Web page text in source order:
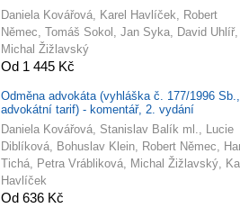
Daniela Kovářová, Karel Havlíček, Robert
Němec, Tomáš Sokol, Jan Syka, David Uhlíř,
Michal Žižlavský
Od 1 445 Kč
Odměna advokáta (vyhláška č. 177/1996 Sb.,
advokátní tarif) - komentář, 2. vydání
Daniela Kovářová, Stanislav Balík ml., Lucie
Diblíková, Bohuslav Klein, Robert Němec,
Tichá, Petra Vrábliková, Michal Žižlavský,
Havlíček
Od 636 Kč